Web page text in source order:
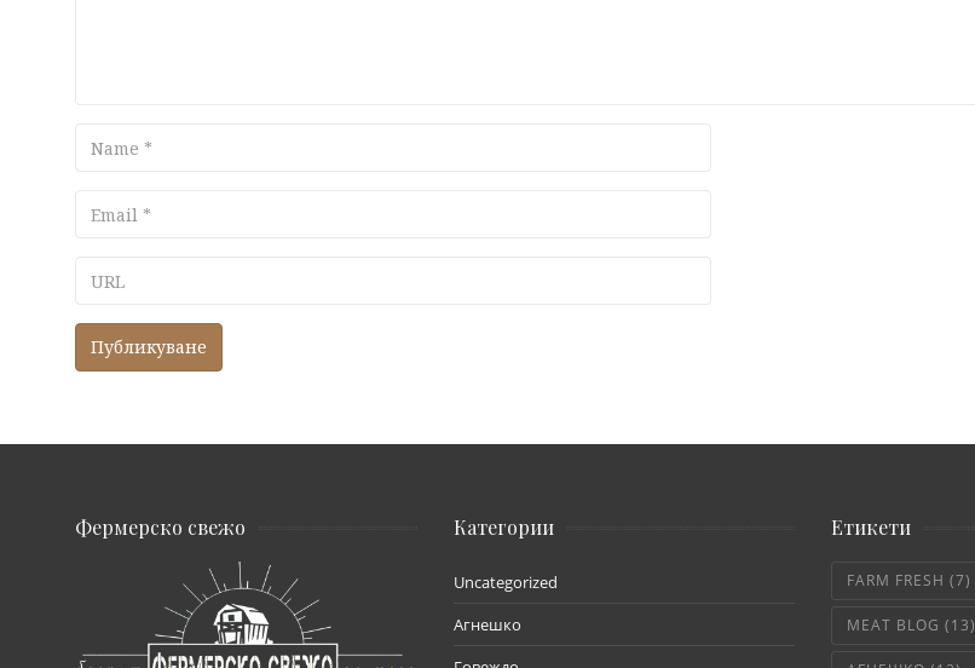
Name
Email
URL
Фермерско свежо Категории
Uncategorized
Агнешко
Етикети
FARM FRESH (7)
MEAT BLOG (13)